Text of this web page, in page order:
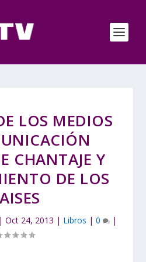
LOS MEDIOS
CHANTAJE Y
DE LOS
Oct 24, 2013 | Libros | 0 |